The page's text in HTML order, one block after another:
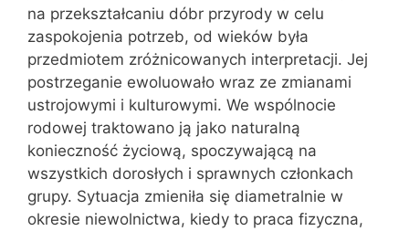
na przekształcaniu dóbr przyrody w celu
zaspokojenia potrzeb, od wieków była
przedmiotem zróżnicowanych interpretacji. Jej
postrzeganie ewoluowało wraz ze zmianami
ustrojowymi i kulturowymi. We wspólnocie
rodowej traktowano ją jako naturalną
konieczność życiową, spoczywającą na
wszystkich dorosłych i sprawnych członkach
grupy. Sytuacja zmieniła się diametralnie w
okresie niewolnictwa, kiedy to praca fizyczna,